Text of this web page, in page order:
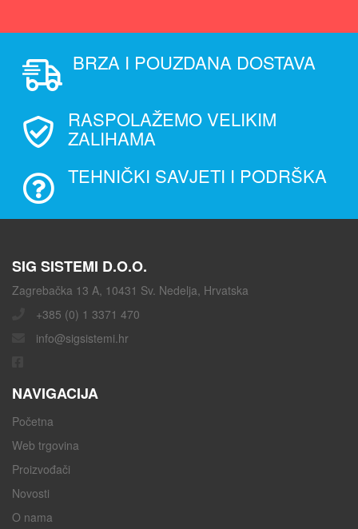
BRZA I POUZDANA DOSTAVA
RASPOLAŽEMO VELIKIM
ZALIHAMA
TEHNIČKI SAVJETI I PODRŠKA
SIG SISTEMI D.O.O.
Zagrebačka 13 A, 10431 Sv. Nedelja, Hrvatska
+385 (0) 1 3371 470
info@sigsistemi.hr
NAVIGACIJA
Početna
Web trgovina
Proizvođači
Novosti
O nama